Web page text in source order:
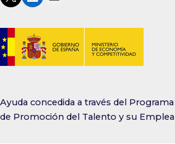
Ayuda concedida a través del
de Promoción del Talento y su